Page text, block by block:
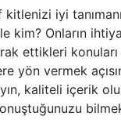
kitlenizi iyi
kim? Onların
ettikleri
yön vermek
kaliteli içerik